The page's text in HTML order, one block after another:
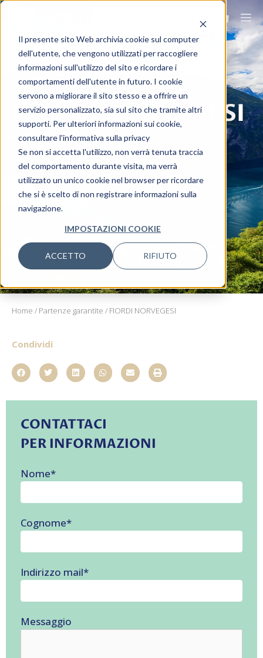
Il presente sito Web archivia cookie sul computer
dell'utente, che vengono utilizzati per raccogliere
informazioni sull'utilizzo del sito e ricordare i
comportamenti dell'utente in futuro. I cookie
servono a migliorare il sito stesso e a offrire un
servizio personalizzato, sia sul sito che tramite altri
supporti. Per ulteriori informazioni sui cookie,
consultare l'informativa sulla privacy
Se non si accetta l'utilizzo, non verrà tenuta traccia
del comportamento durante visita, ma verrà
utilizzato un unico cookie nel browser per ricordare
che si è scelto di non registrare informazioni sulla
navigazione.
IMPOSTAZIONI COOKIE
ACCETTO RIFIUTO
FIORDI NORVEGESI
Viaggia ovunque, viaggia Ovet.
Home / Partenze garantite / FIORDI NORVEGESI
Condividi
CONTATTACI
PER INFORMAZIONI
Nome*
Cognome*
Indirizzo mail*
Messaggio